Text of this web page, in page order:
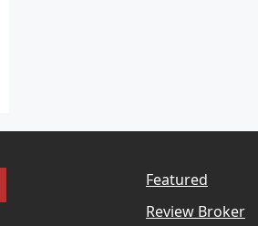
Featured
Review Broker